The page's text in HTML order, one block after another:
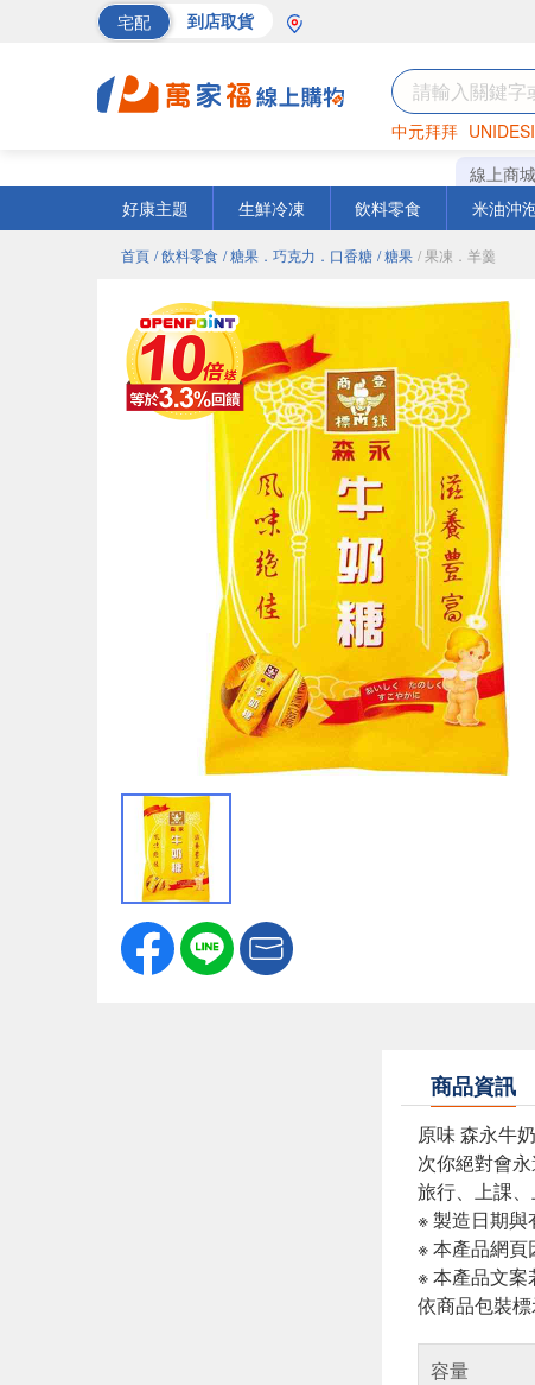
宅配 到店取貨
中元拜拜
罐頭 海苔
線上商城
好康主題
生鮮冷凍 飲料零食 米油沖
首頁 / 飲料零食 / 糖果．巧克力．口香糖 / 糖果 / 果凍．羊羹
商品資訊
原味 森永牛
次你絕對會
旅行、上課
※ 製造日期與
※ 本產品網頁
※ 本產品文
依商品包裝
容量